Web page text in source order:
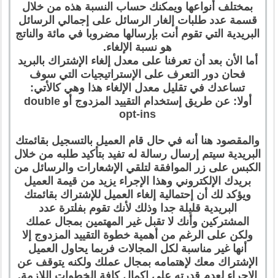
بمختلف أنواعها ويمكنك حساب النسبة هذه من خلال
قسمة عدد طلبات إلغار الرسائل على إجمالي الرسائل
البريدية التي تقوم أنت بإرسالها مضروبا في مائة والناتج
هو نسبة الإلغاء.
أما الأن بعد أن تعرفنا على معدل إلغاء الإشتراك بالبريد
فحان دور التعرف على الإستراتيجيات التي سوف
تساعدك في تقليل معدل الإلغاء هذا وهي كالأتي:
أولا: عن طريق إستخدام التقييد المزدوج أو double
opt-ins
والمقصود هنا أنه في حال قام العميل بالتسجيل بقائمتك
البريدية سيتم إرسال رسالة له تفيد بتأكيد طلبه من خلال
الكبس على زر الموافقة لتلقي الإشعارات والرسائل من
بريدك الإلكتروني وهذا الإجراء يزيد من قيمة العميل
ويؤكد لك أن إحتمالية إلغاء العميل للإشتراك بقائمتك
البريدية قليلة جدا وذلك لأنك تقوم بفلترة عدد
المشتركين وأنك لا تقبل غير المهتمين بمجال عملك
ولكن على الرغم من أهمية خطوة التقييد المزدوج إلا
أنها غير مناسبة لكل المجالات فربما يحاول العميل
الإشتراك معك لإهتمامه بمجال عملك ولكنه يتوقف عن
الإجراء لعدم قدرته على إكمال كافة الخطوات اللازمة.